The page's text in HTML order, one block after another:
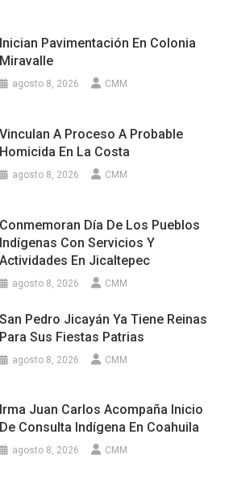
Inician Pavimentación En Colonia
Miravalle
agosto 8, 2026 CMM
Vinculan A Proceso A Probable
Homicida En La Costa
agosto 8, 2026 CMM
Conmemoran Día De Los Pueblos
Indígenas Con Servicios Y
Actividades En Jicaltepec
agosto 8, 2026 CMM
San Pedro Jicayán Ya Tiene Reinas
Para Sus Fiestas Patrias
agosto 8, 2026 CMM
Irma Juan Carlos Acompaña Inicio
De Consulta Indígena En Coahuila
agosto 8, 2026 CMM